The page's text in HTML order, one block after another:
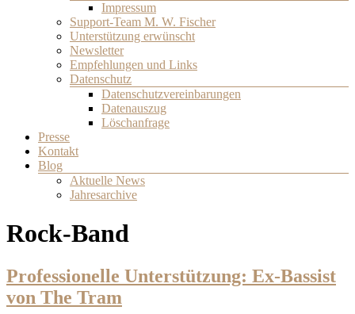
Impressum
Support-Team M. W. Fischer
Unterstützung erwünscht
Newsletter
Empfehlungen und Links
Datenschutz
Datenschutzvereinbarungen
Datenauszug
Löschanfrage
Presse
Kontakt
Blog
Aktuelle News
Jahresarchive
Rock-Band
Professionelle Unterstützung: Ex-Bassist
von The Tram